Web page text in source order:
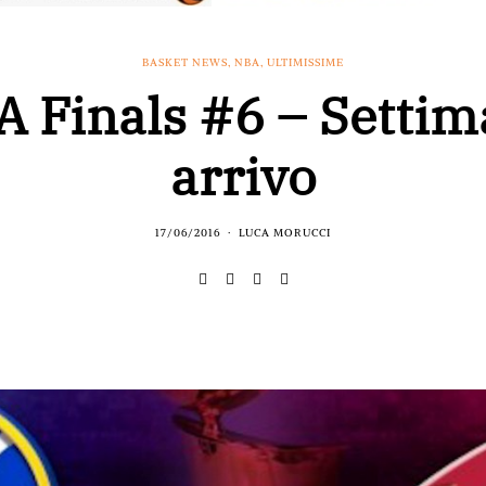
BASKET NEWS, NBA, ULTIMISSIME
Finals #6 –
arrivo
17/06/2016 LUCA MORUCCI